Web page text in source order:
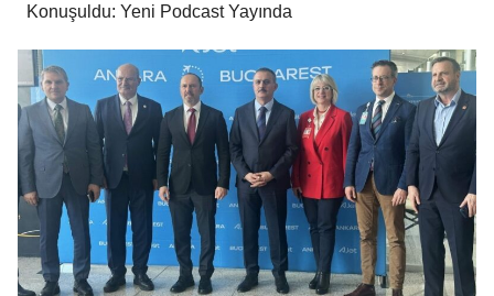
Konuşuldu: Yeni Podcast Yayında